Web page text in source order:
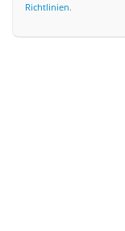
Richtlinien.